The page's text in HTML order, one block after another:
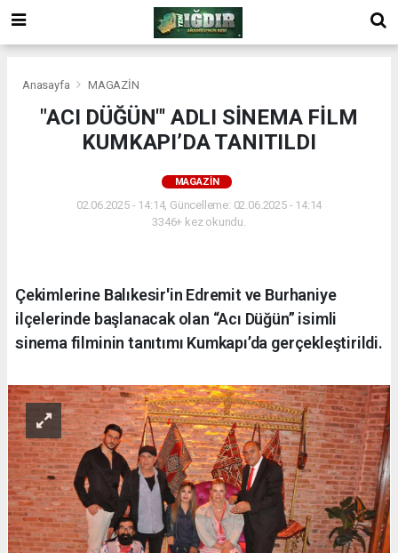
Anasayfa MAGAZİN
"ACI DÜĞÜN"' ADLI SİNEMA FİLM
KUMKAPI’DA TANITILDI
MAGAZİN
02.06.2025 - 14:14, Güncelleme: 02.06.2025 - 14:14
3346+ kez okundu.
Çekimlerine Balıkesir'in Edremit ve Burhaniye
ilçelerinde başlanacak olan “Acı Düğün” isimli
sinema filminin tanıtımı Kumkapı’da gerçekleştirildi.